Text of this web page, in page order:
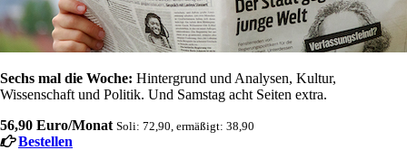
Sechs mal die Woche: Hintergrund und Analysen, Kultur,
Wissenschaft und Politik. Und Samstag acht Seiten extra.
56,90 Euro/Monat Soli: 72,90, ermäßigt: 38,90
Bestellen